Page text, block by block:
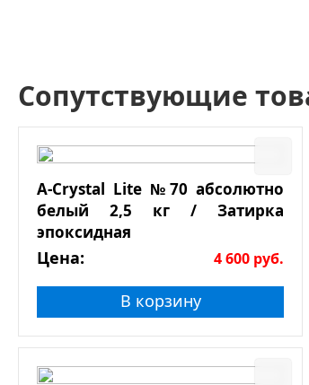
Сопутствующие
A-Crystal Lite №70 абсолютно
белый 2,5 кг / Затирка
эпоксидная
Цена: 4 600 руб.
В корзину